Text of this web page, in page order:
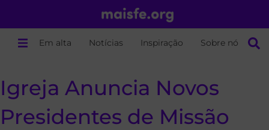
Em alta Notícias Inspiração Sobre nós
Igreja Anuncia Novos
Presidentes de Missão